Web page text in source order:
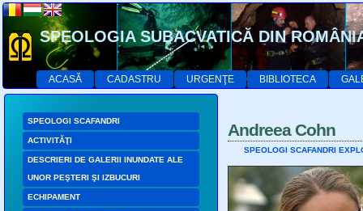
SPEOLOGIA SUBACVATICĂ DIN
ACASĂ CADASTRU URGENŢE BIBLIOTECA
SPEOLOGI SCAFANDRI
ACTIVITĂŢI
DESCRIERI DE GALERII INUNDATE ALE
UNOR PEŞTERI ŞI IZBUCURI
ECHIPAMENT
Andreea Cohn
SPEOLOGI SCAFANDRI